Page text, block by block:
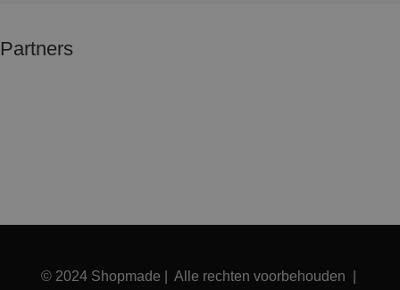
Partners
© 2024 Shopmade | Alle rechten voorbehouden |